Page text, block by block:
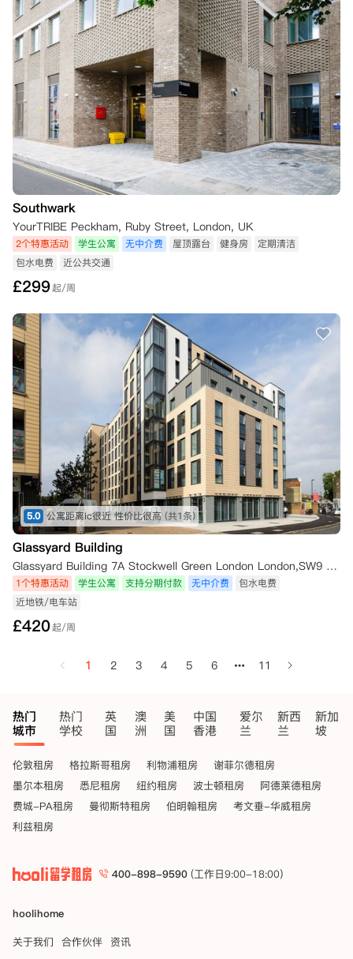
Southwark
YourTRIBE Peckham, Ruby Street, London, UK
2个特惠活动 学生公寓 无中介费 屋顶露台 健身房
定期清洁
包水电费
近公共交通
£299起/周
5.0 公寓距离ic很近 性价比很高 (共1条)
Glassyard Building
Glassyard Building 7A Stockwell Green London London,SW9 9JF
1个特惠活动 学生公寓 支持分期付款 无中介费
包水电费
近地铁/电车站
£420起/周
1 2 3 4 5 6 11
热门
城市
热门
学校
英
国
澳
洲
美
国
中国
香港
爱尔
兰
新西
兰
新加
坡
伦敦租房 格拉斯哥租房 利物浦租房
谢菲尔德租房
墨尔本租房
悉尼租房 纽约租房 波士顿租房
阿德莱德租房
费城-PA租房
曼彻斯特租房 伯明翰租房
考文垂-华威租房
利兹租房
400-898-9590 (工作日9:00-18:00)
hoolihome
关于我们
合作伙伴 资讯